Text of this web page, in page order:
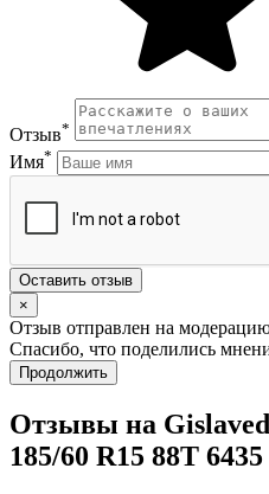
Отзыв*
Имя*
Оставить отзыв
×
Отзыв отправлен на
Спасибо, что поделились
Продолжить
Отзывы на
185/60 R15 88T 6435